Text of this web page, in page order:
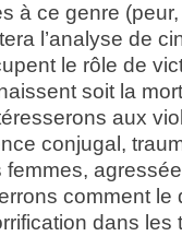
à ce genre
l’analyse de
le rôle de
soit la
aux
conjugal,
comment le
dans les